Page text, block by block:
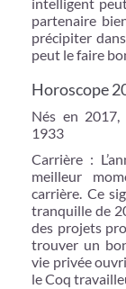
partenaire
précipiter
peut le faire
Horoscope
Nés en
1933
Carrière :
meilleur
carrière. Ce
tranquille de
des projets
trouver un
vie privée
le Coq